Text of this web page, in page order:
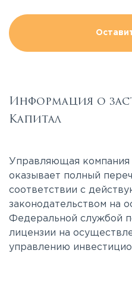
Информация о
Капитал
Управляющая компания
оказывает полный
соответствии с
законодательством на
Федеральной службой
лицензии на
управлению